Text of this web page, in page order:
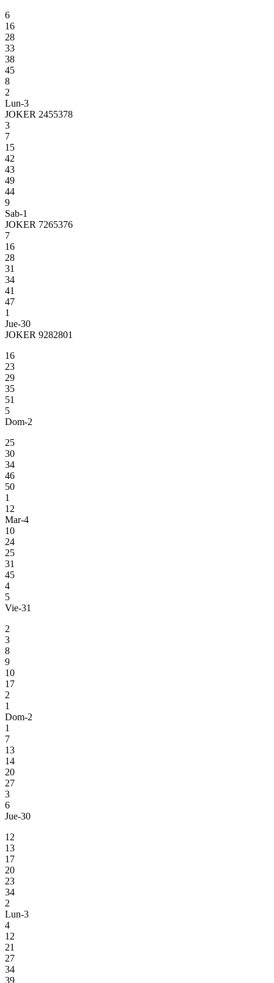
6
16
28
33
38
45
8
2
Lun-3
JOKER 2455378
3
7
15
42
43
49
44
9
Sab-1
JOKER 7265376
7
16
28
31
34
41
47
1
Jue-30
JOKER 9282801
16
23
29
35
51
5
Dom-2
25
30
34
46
50
1
12
Mar-4
10
24
25
31
45
4
5
Vie-31
2
3
8
9
10
17
2
1
Dom-2
1
7
13
14
20
27
3
6
Jue-30
12
13
17
20
23
34
2
Lun-3
4
12
21
27
34
39